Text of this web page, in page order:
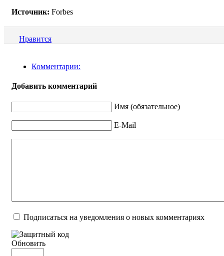
Источник: Forbes
Нравится
Комментарии:
Добавить комментарий
Имя (обязательное)
E-Mail
Подписаться на уведомления о новых комментариях
Обновить